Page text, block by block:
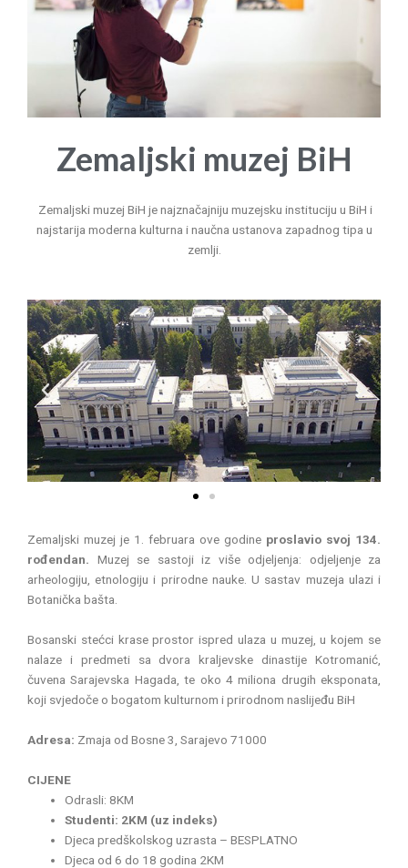
Zemaljski muzej BiH
Zemaljski muzej BiH je najznačajniju muzejsku instituciju u BiH i
najstarija moderna kulturna i naučna ustanova zapadnog tipa u
zemlji.
P
r
e
v
i
N
e
x
Zemaljski muzej je 1. februara ove godine proslavio svoj 134.
rođendan. Muzej se sastoji iz više odjeljenja: odjeljenje za
arheologiju, etnologiju i prirodne nauke. U sastav muzeja ulazi i
Botanička bašta.
Bosanski stećci krase prostor ispred ulaza u muzej, u kojem se
nalaze i predmeti sa dvora kraljevske dinastije Kotromanić,
čuvena Sarajevska Hagada, te oko 4 miliona drugih eksponata,
koji svjedoče o bogatom kulturnom i prirodnom naslijeđu BiH
Adresa: Zmaja od Bosne 3, Sarajevo 71000
CIJENE
Odrasli: 8KM
Studenti: 2KM (uz indeks)
Djeca predškolskog uzrasta – BESPLATNO
Djeca od 6 do 18 godina 2KM